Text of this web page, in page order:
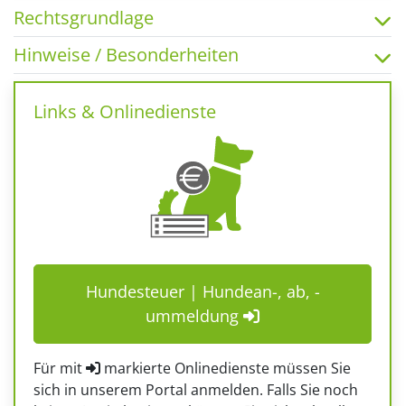
Rechtsgrundlage
Hinweise / Besonderheiten
Links & Onlinedienste
Hundesteuer | Hundean-, ab, -
ummeldung
Für mit
markierte Onlinedienste müssen Sie
sich in unserem Portal anmelden. Falls Sie noch